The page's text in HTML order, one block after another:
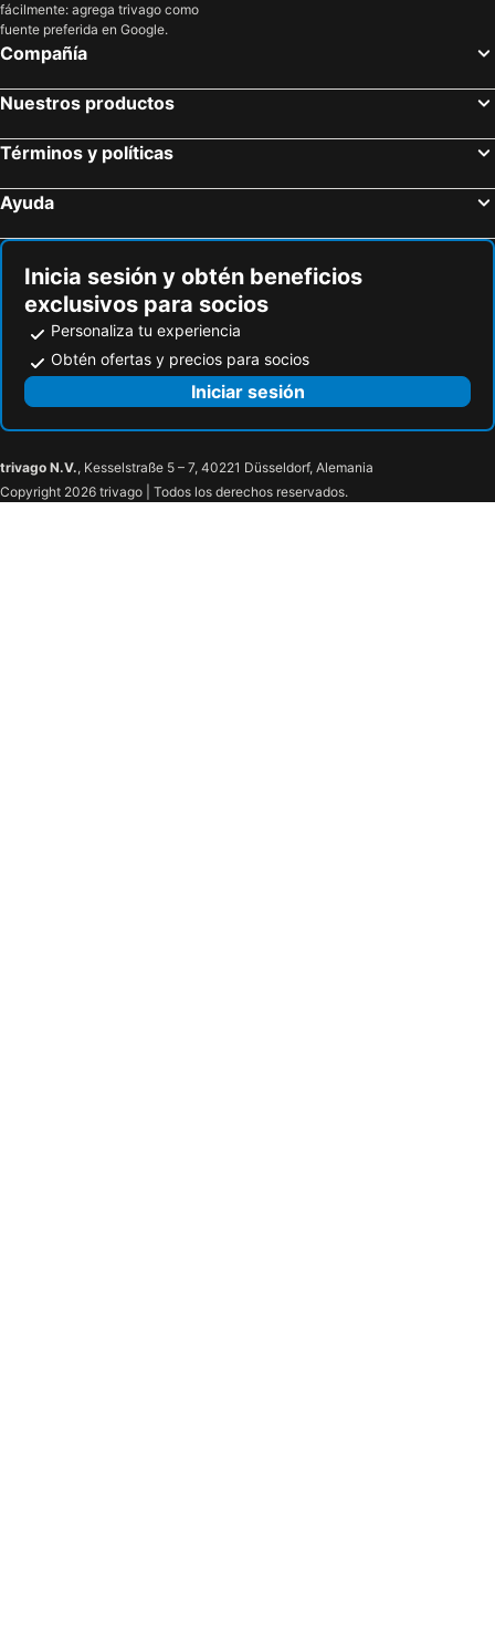
fácilmente: agrega trivago como
fuente preferida en Google.
Compañía
Nuestros productos
Términos y políticas
Ayuda
Inicia sesión y obtén beneficios
exclusivos para socios
Personaliza tu experiencia
Obtén ofertas y precios para socios
Iniciar sesión
trivago N.V., Kesselstraße 5 – 7, 40221 Düsseldorf, Alemania
Copyright 2026 trivago | Todos los derechos reservados.